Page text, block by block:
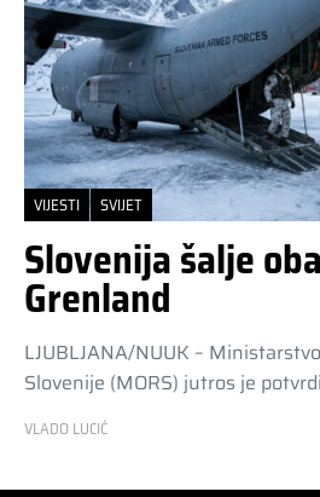
VIJESTI SVIJET
Slovenija šalje
Grenland
LJUBLJANA/NUUK –
Slovenije (MORS) jutros je
VLADO LUCIĆ